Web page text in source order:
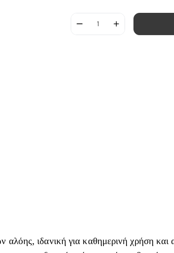
ιδανική για καθημερινή χρήση και